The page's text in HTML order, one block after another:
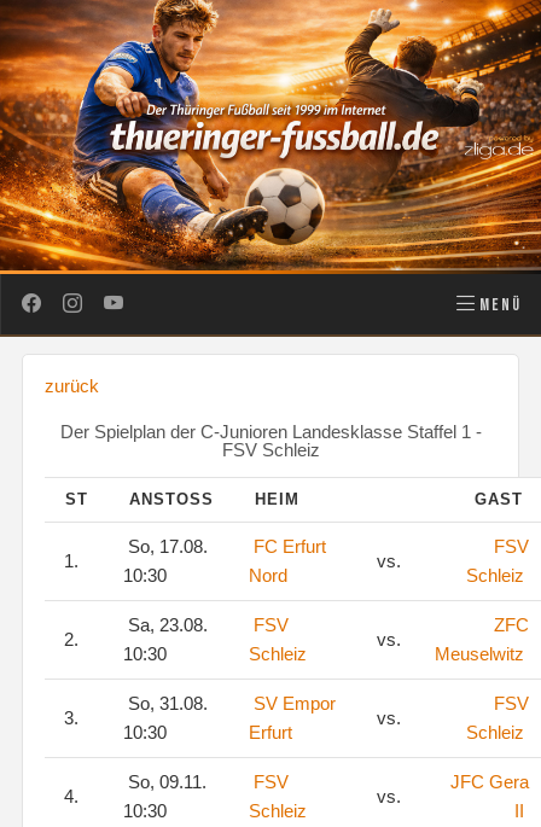
MENÜ
zurück
Der Spielplan der C-Junioren Landesklasse Staffel 1 -
FSV Schleiz
ST ANSTOSS HEIM GAST
1.
So, 17.08.
10:30
FC Erfurt
Nord
vs.
FSV
Schleiz
2.
Sa, 23.08.
10:30
FSV
Schleiz
vs.
ZFC
Meuselwitz
3.
So, 31.08.
10:30
SV Empor
Erfurt
vs.
FSV
Schleiz
4.
So, 09.11.
10:30
FSV
Schleiz
vs.
JFC Gera
II